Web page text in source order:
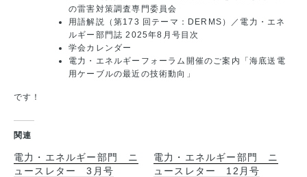
の雷害対策調査専門委員会
用語解説（第173 回テーマ：DERMS）／電力・エネ
ルギー部門誌 2025年8月号目次
学会カレンダー
電力・エネルギーフォーラム開催のご案内「海底送電
用ケーブルの最近の技術動向」
です！
関連
電力・エネルギー部門 ニ
ュースレター 3月号
電力・エネルギー部門 ニ
ュースレター 12月号